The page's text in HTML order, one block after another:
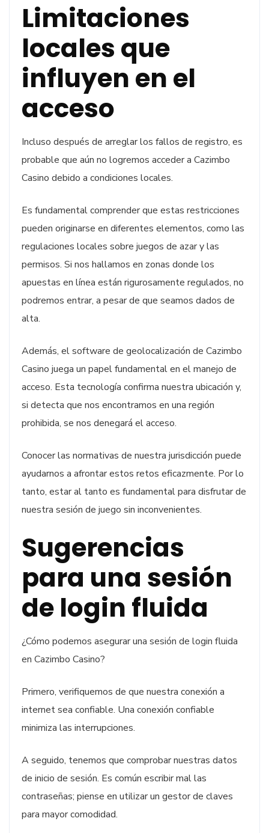
Limitaciones
locales que
influyen en el
acceso
Incluso después de arreglar los fallos de registro, es
probable que aún no logremos acceder a Cazimbo
Casino debido a condiciones locales.
Es fundamental comprender que estas restricciones
pueden originarse en diferentes elementos, como las
regulaciones locales sobre juegos de azar y las
permisos. Si nos hallamos en zonas donde los
apuestas en línea están rigurosamente regulados, no
podremos entrar, a pesar de que seamos dados de
alta.
Además, el software de geolocalización de Cazimbo
Casino juega un papel fundamental en el manejo de
acceso. Esta tecnología confirma nuestra ubicación y,
si detecta que nos encontramos en una región
prohibida, se nos denegará el acceso.
Conocer las normativas de nuestra jurisdicción puede
ayudarnos a afrontar estos retos eficazmente. Por lo
tanto, estar al tanto es fundamental para disfrutar de
nuestra sesión de juego sin inconvenientes.
Sugerencias
para una sesión
de login fluida
¿Cómo podemos asegurar una sesión de login fluida
en Cazimbo Casino?
Primero, verifiquemos de que nuestra conexión a
internet sea confiable. Una conexión confiable
minimiza las interrupciones.
A seguido, tenemos que comprobar nuestras datos
de inicio de sesión. Es común escribir mal las
contraseñas; piense en utilizar un gestor de claves
para mayor comodidad.